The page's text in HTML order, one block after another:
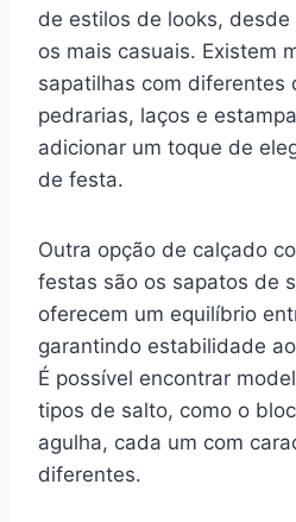
de estilos de looks,
os mais casuais. Existem
sapatilhas com diferentes
pedrarias, laços e
adicionar um toque de
de festa.
Outra opção de calçado
festas são os sapatos de
oferecem um equilíbrio
garantindo estabilidade
É possível encontrar
tipos de salto, como o
agulha, cada um com
diferentes.